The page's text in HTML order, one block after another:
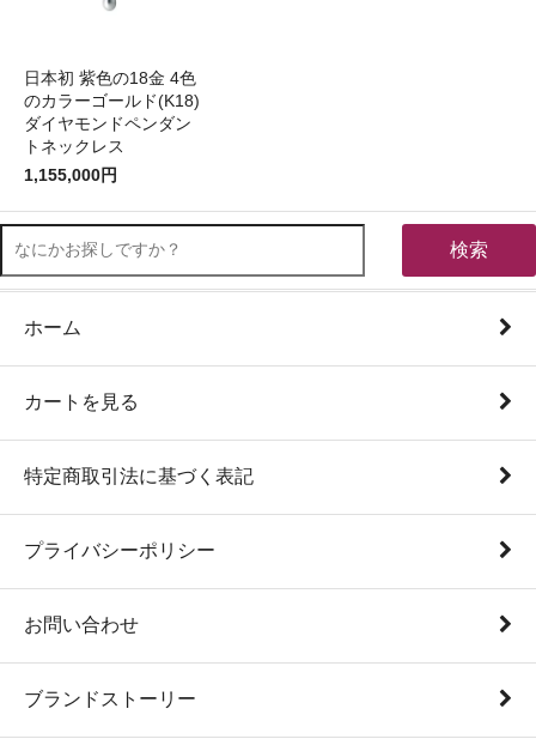
日本初 紫色の18金 4色
のカラーゴールド(K18)
ダイヤモンドペンダン
トネックレス
1,155,000円
検索
ホーム
カートを見る
特定商取引法に基づく表記
プライバシーポリシー
お問い合わせ
ブランドストーリー